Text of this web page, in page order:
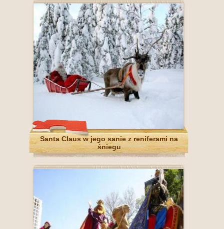
Santa Claus w jego sanie z reniferami na
śniegu